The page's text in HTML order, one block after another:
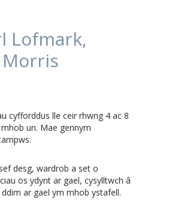
Lofmark,
Morris
cyfforddus lle ceir rhwng 4 ac 8
un. Mae gennym
desg, wardrob a set o
os ydynt ar gael, cysylltwch â
ar gael ym mhob ystafell.